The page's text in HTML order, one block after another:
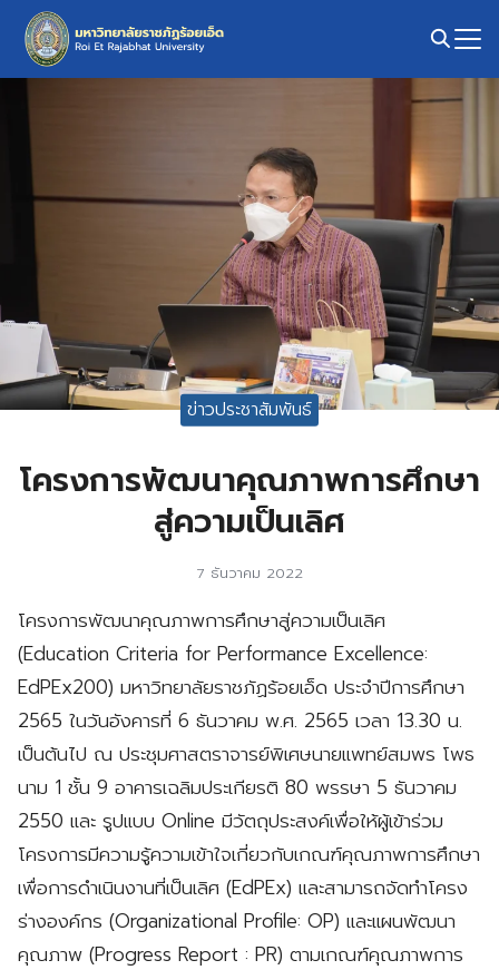
Skip
content
ข่าวประชาสัมพันธ์
โครงการพัฒนาคุณภาพการศึกษา
สู่ความเป็นเลิศ
7 ธันวาคม 2022
โครงการพัฒนาคุณภาพการศึกษาสู่ความเป็นเลิศ
(Education Criteria for Performance Excellence:
EdPEx200) มหาวิทยาลัยราชภัฏร้อยเอ็ด ประจำปีการศึกษา
2565 ในวันอังคารที่ 6 ธันวาคม พ.ศ. 2565 เวลา 13.30 น.
เป็นต้นไป ณ ประชุมศาสตราจารย์พิเศษนายแพทย์สมพร โพธ
นาม 1 ชั้น 9 อาคารเฉลิมประเกียรติ 80 พรรษา 5 ธันวาคม
2550 และ รูปแบบ Online มีวัตถุประสงค์เพื่อให้ผู้เข้าร่วม
โครงการมีความรู้ความเข้าใจเกี่ยวกับเกณฑ์คุณภาพการศึกษา
เพื่อการดำเนินงานที่เป็นเลิศ (EdPEx) และสามารถจัดทำโครง
ร่างองค์กร (Organizational Profile: OP) และแผนพัฒนา
คุณภาพ (Progress Report : PR) ตามเกณฑ์คุณภาพการ